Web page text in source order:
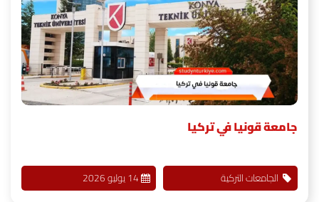
جامعة قونيا في تركيا
الجامعات التركية 14 يوليو 2026